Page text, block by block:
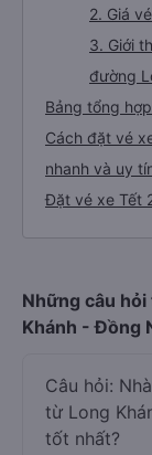
2. Giá
3. Giới
đường
Bảng tổng
Cách đặt vé
nhanh và uy
Đặt vé xe Tết
Những câu
Khánh - Đồng
Câu hỏi:
từ Long
tốt nhất?